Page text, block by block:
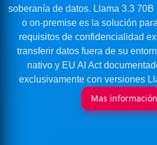
soberanía de datos. Llama 3.3
o on-premise es la solución
requisitos de confidencialidad
transferir datos fuera de su
nativo y EU AI Act
exclusivamente con versiones
Mas información